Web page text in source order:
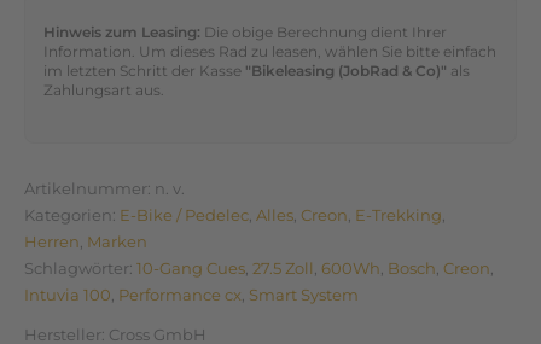
Hinweis zum Leasing: Die obige Berechnung dient Ihrer
Information. Um dieses Rad zu leasen, wählen Sie bitte einfach
im letzten Schritt der Kasse "Bikeleasing (JobRad & Co)" als
Zahlungsart aus.
Artikelnummer: n. v.
Kategorien: E-Bike / Pedelec, Alles, Creon, E-Trekking,
Herren, Marken
Schlagwörter: 10-Gang Cues, 27.5 Zoll , 600Wh, Bosch, Creon,
Intuvia 100, Performance cx, Smart System
Hersteller: Cross GmbH